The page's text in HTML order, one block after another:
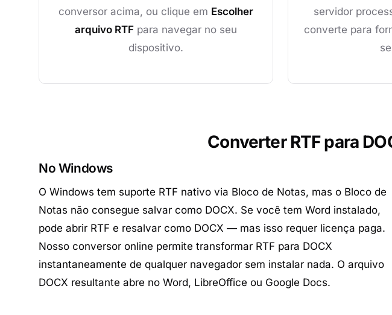
conversor acima, ou clique em Escolher
arquivo RTF para navegar no seu
dispositivo.
servidor
converte para
Converter RTF para
No Windows
O Windows tem suporte RTF nativo via Bloco de Notas, mas o Bloco de
Notas não consegue salvar como DOCX. Se você tem Word instalado,
pode abrir RTF e resalvar como DOCX — mas isso requer licença paga.
Nosso conversor online permite transformar RTF para DOCX
instantaneamente de qualquer navegador sem instalar nada. O arquivo
DOCX resultante abre no Word, LibreOffice ou Google Docs.